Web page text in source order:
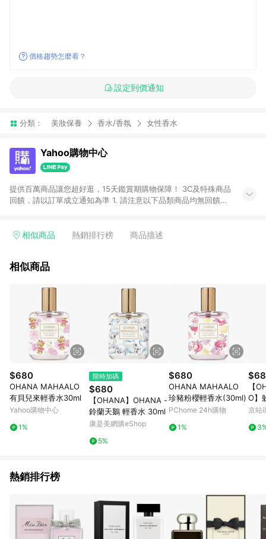
價格趨勢怎麼看？
設定到價通知
分類： 美妝保養 香水/香氛 女性香水
Yahoo購物中心
提供百萬商品讓您超好逛，15天鑑賞期購物保障！ 3C及特殊商品
回饋，請以訂單成立通知為準 1. 請注意以下品類商品均無回饋：
電玩/遊戲/相機/單眼/鏡頭/拍立得 [2024/6/1起適用] -內接硬
的購回饋活動享Yahoo超贈點回饋者 - 購物中心商店之商品：商
3. 訂單回饋金額將扣除運費/購物金/超贈點/福利金/紅利折抵/折
價券等虛擬貨幣折抵 4. 大宗採購或批發轉賣不具回饋資格： 如
有相關事證認定您為大宗採購、批發轉賣而非最終消費使用者，
相關認定以Yahoo購物中心之認定為準
相似商品 熱銷排行榜 商品描述
相似商品
$680
OHANA MAHAALO
有貝兒來輕香水30ml
Yahoo購物中心
1%
限時加碼
$680
【OHANA】OHANA -
鈴蘭天鵝 輕香水 30ml
康是美網購eShop
5%
$680
OHANA MAHAALO
珍豬粉櫻輕香水(30ml)
PChome 24h購物
1%
【
O】
ml
京站i
熱銷排行榜